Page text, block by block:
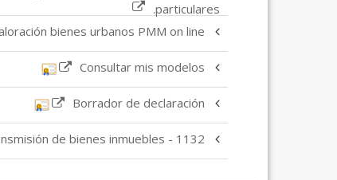
particulares.
bienes urbanos PMM on line
Consultar mis modelos
Borrador de declaración
1132 - Solicitud de información con carácter previo a la adquisición o transmisión de bienes inmuebles.